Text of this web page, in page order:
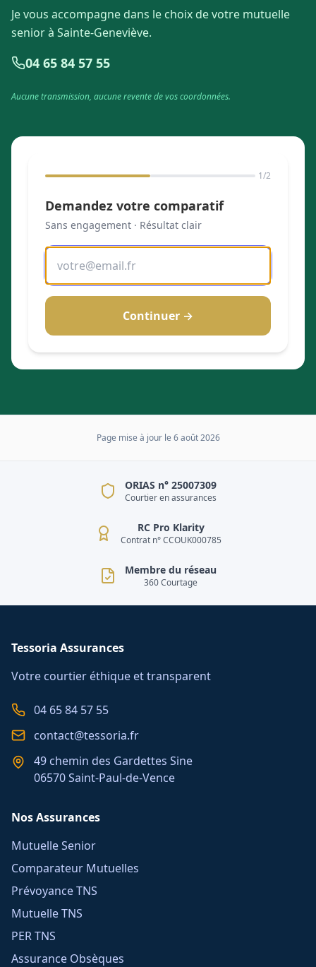
Je vous accompagne dans le choix de votre mutuelle
senior à Sainte-Geneviève.
04 65 84 57 55
Aucune transmission, aucune revente de vos coordonnées.
1/2
Demandez votre comparatif
Sans engagement · Résultat clair
Continuer →
Page mise à jour le 6 août 2026
ORIAS n° 25007309
Courtier en assurances
RC Pro Klarity
Contrat n° CCOUK000785
Membre du réseau
360 Courtage
Tessoria Assurances
Votre courtier éthique et transparent
04 65 84 57 55
contact@tessoria.fr
49 chemin des Gardettes Sine
06570 Saint-Paul-de-Vence
Nos Assurances
Mutuelle Senior
Comparateur Mutuelles
Prévoyance TNS
Mutuelle TNS
PER TNS
Assurance Obsèques